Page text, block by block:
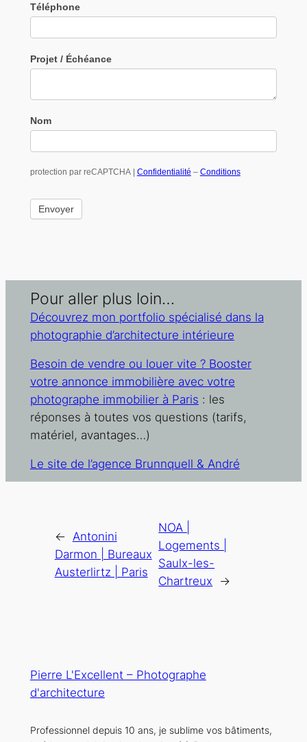
Téléphone
Projet / Échéance
Nom
protection par reCAPTCHA | Confidentialité – Conditions
Pour aller plus loin…
Découvrez mon portfolio spécialisé dans la
photographie d’architecture intérieure
Besoin de vendre ou louer vite ? Booster
votre annonce immobilière avec votre
photographe immobilier à Paris : les
réponses à toutes vos questions (tarifs,
matériel, avantages…)
Le site de l’agence Brunnquell & André
← Antonini
Darmon | Bureaux
Austerlirtz | Paris
NOA |
Logements |
Saulx-les-
Chartreux
→
Pierre L'Excellent – Photographe
d'architecture
Professionnel depuis 10 ans, je sublime vos bâtiments,